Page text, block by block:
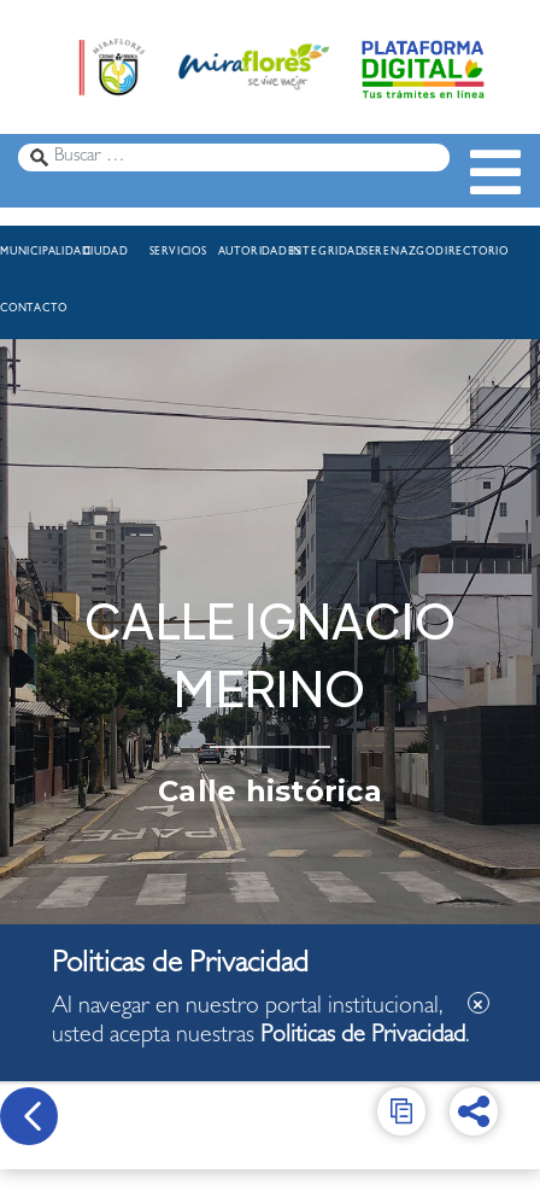
MUNICIPALIDADCIUDAD SERVICIOS AUTORIDADESINTEGRIDADSERENAZGODIRECTORIO
CONTACTO
CALLE IGNACIO
MERINO
Calle histórica
Al navegar en nuestro portal institucional,
usted acepta nuestras Politicas de Privacidad.